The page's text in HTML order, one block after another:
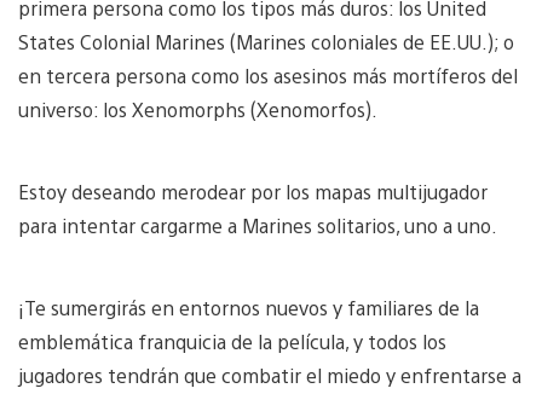
primera persona como los tipos más duros: los United
States Colonial Marines (Marines coloniales de EE.UU.); o
en tercera persona como los asesinos más mortíferos del
universo: los Xenomorphs (Xenomorfos).
Estoy deseando merodear por los mapas multijugador
para intentar cargarme a Marines solitarios, uno a uno.
¡Te sumergirás en entornos nuevos y familiares de la
emblemática franquicia de la película, y todos los
jugadores tendrán que combatir el miedo y enfrentarse a